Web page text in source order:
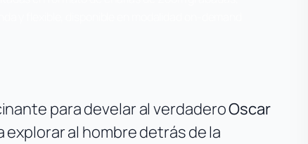
para develar al verdaderoOscar
explorar al hombre detrás de la